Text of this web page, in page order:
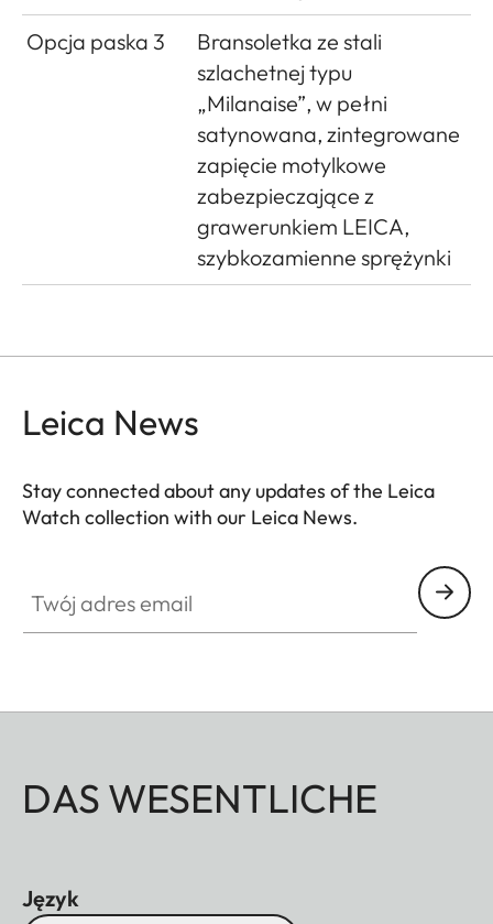
Opcja paska 3
Bransoletka ze stali
szlachetnej typu
„Milanaise”, w pełni
satynowana, zintegrowane
zapięcie motylkowe
zabezpieczające z
grawerunkiem LEICA,
szybkozamienne sprężynki
Leica News
Stay connected about any updates of the Leica
Watch collection with our Leica News.
DAS WESENTLICHE
Język